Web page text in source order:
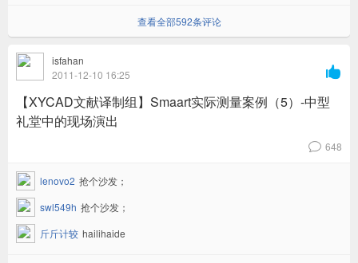
查看全部592条评论

isfahan
2011-12-10 16:25
【XYCAD文献译制组】Smaart实际测量案例（5）-中型
礼堂中的现场演出
v 648
lenovo2 抢个沙发；
swl549h 抢个沙发；
斤斤计较 hailihaide